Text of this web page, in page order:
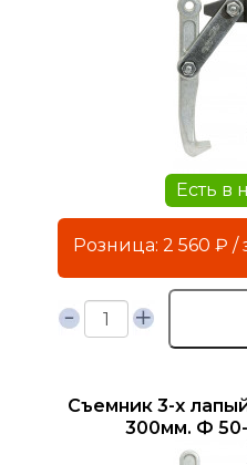
Есть в
Съемник 3-х
300мм. Ф